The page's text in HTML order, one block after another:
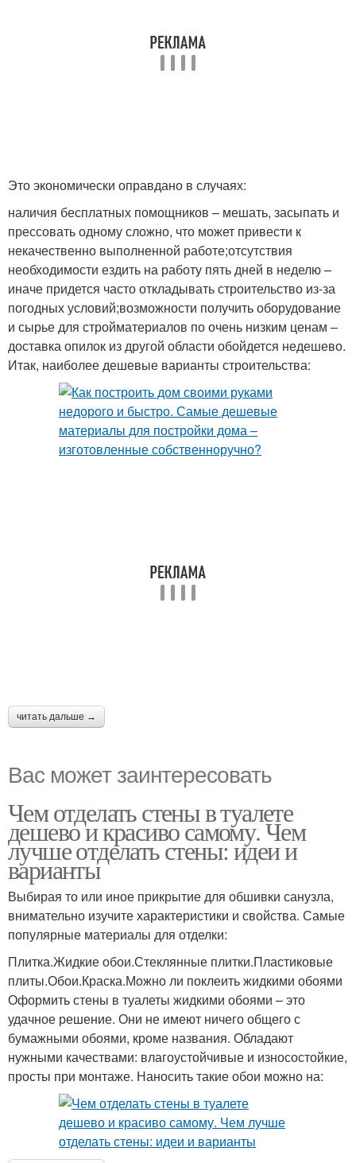
Это экономически оправдано в случаях:
наличия бесплатных помощников – мешать, засыпать и
прессовать одному сложно, что может привести к
некачественно выполненной работе;отсутствия
необходимости ездить на работу пять дней в неделю –
иначе придется часто откладывать строительство из-за
погодных условий;возможности получить оборудование
и сырье для стройматериалов по очень низким ценам –
доставка опилок из другой области обойдется недешево.
Итак, наиболее дешевые варианты строительства:
читать дальше →
Вас может заинтересовать
Чем отделать стены в туалете
дешево и красиво самому. Чем
лучше отделать стены: идеи и
варианты
Выбирая то или иное прикрытие для обшивки санузла,
внимательно изучите характеристики и свойства. Самые
популярные материалы для отделки:
Плитка.Жидкие обои.Стеклянные плитки.Пластиковые
плиты.Обои.Краска.Можно ли поклеить жидкими обоями
Оформить стены в туалеты жидкими обоями – это
удачное решение. Они не имеют ничего общего с
бумажными обоями, кроме названия. Обладают
нужными качествами: влагоустойчивые и износостойкие,
просты при монтаже. Наносить такие обои можно на: